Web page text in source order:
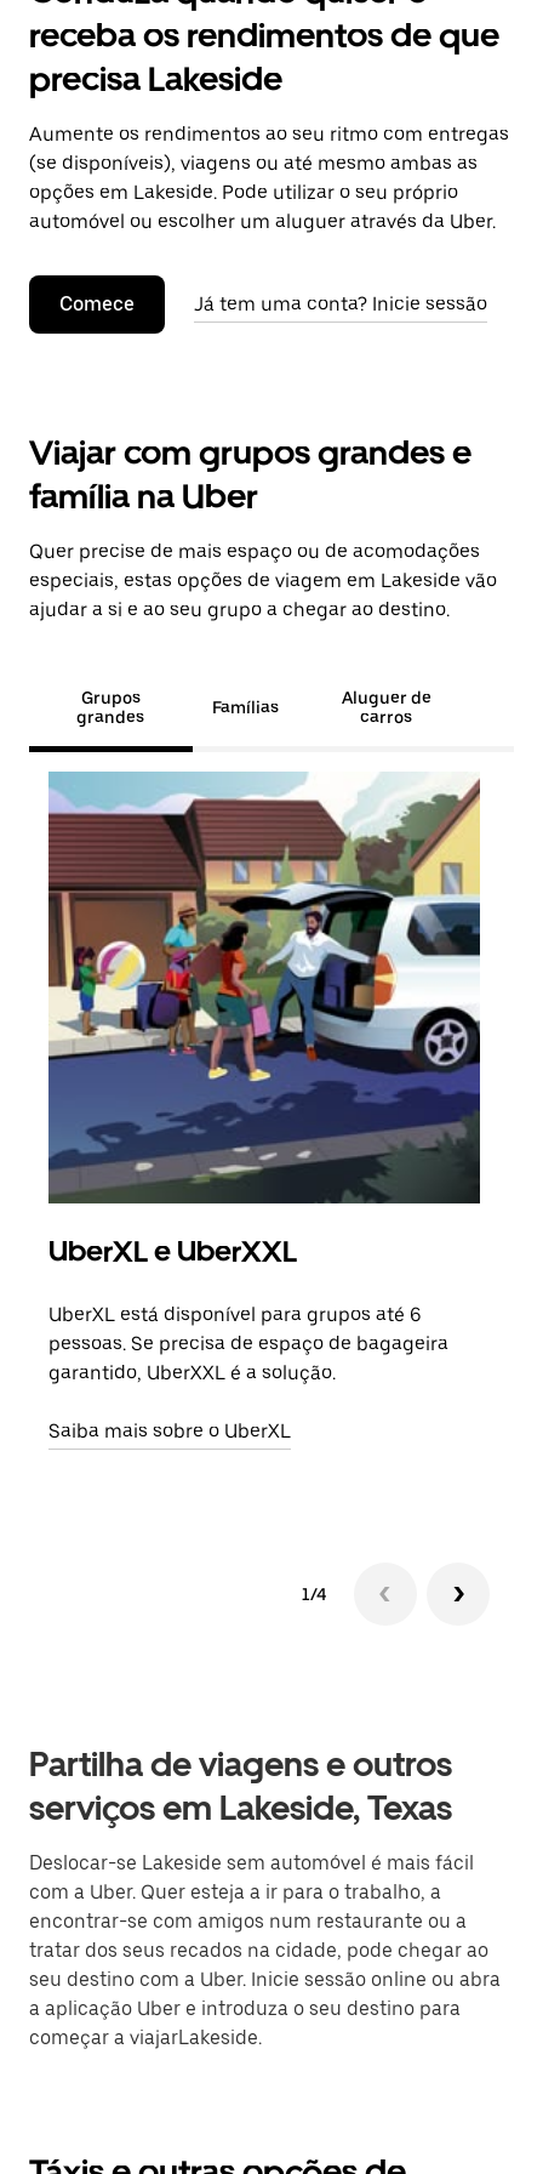
receba os rendimentos de que
precisa Lakeside
Aumente os rendimentos ao seu ritmo com entregas
(se disponíveis), viagens ou até mesmo ambas as
opções em Lakeside. Pode utilizar o seu próprio
automóvel ou escolher um aluguer através da Uber.
Comece Já tem uma conta? Inicie sessão
Viajar com grupos grandes e
família na Uber
Quer precise de mais espaço ou de acomodações
especiais, estas opções de viagem em Lakeside vão
ajudar a si e ao seu grupo a chegar ao destino.
Grupos
grandes
Famílias
Aluguer de
carros
UberXL e UberXXL
UberXL está disponível para grupos até 6
pessoas. Se precisa de espaço de bagageira
garantido, UberXXL é a solução.
Saiba mais sobre o UberXL
1/4
Partilha de viagens e outros
serviços em Lakeside, Texas
Deslocar-se Lakeside sem automóvel é mais fácil
com a Uber. Quer esteja a ir para o trabalho, a
encontrar-se com amigos num restaurante ou a
tratar dos seus recados na cidade, pode chegar ao
seu destino com a Uber. Inicie sessão online ou abra
a aplicação Uber e introduza o seu destino para
começar a viajarLakeside.